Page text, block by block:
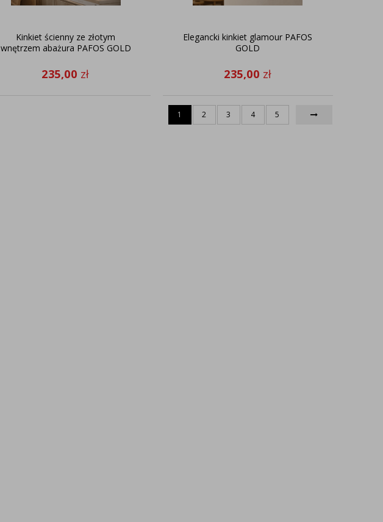
Kinkiet ścienny ze złotym
wnętrzem abażura PAFOS GOLD
235,00 zł
Elegancki kinkiet glamour PAFOS
GOLD
235,00 zł
1 2 3 4 5